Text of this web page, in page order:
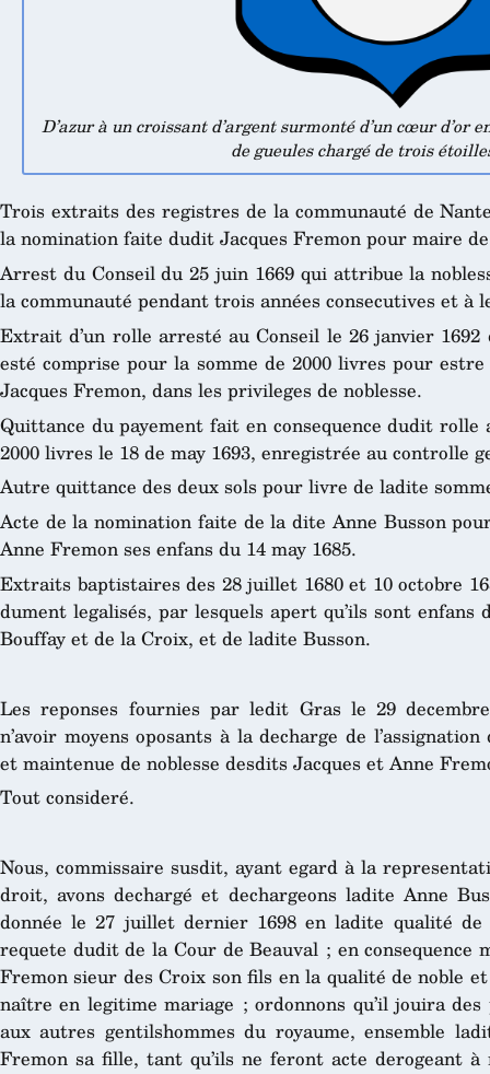
D’azur à un croissant d’argent surmonté d’un cœur d’or
de gueules chargé de trois
Trois extraits des registres de la communauté de
la nomination faite dudit Jacques Fremon pour maire
Arrest du Conseil du 25 juin 1669 qui attribue la
la communauté pendant trois années consecutives et à
Extrait d’un rolle arresté au Conseil le 26 janvier
esté comprise pour la somme de 2000 livres pour
Jacques Fremon, dans les privileges de noblesse.
Quittance du payement fait en consequence dudit
2000 livres le 18 de may 1693, enregistrée au controlle
Autre quittance des deux sols pour livre de ladite
Acte de la nomination faite de la dite Anne Busson
Anne Fremon ses enfans du 14 may 1685.
Extraits baptistaires des 28 juillet 1680 et 10 octobre
dument legalisés, par lesquels apert qu’ils sont enfans
Bouffay et de la Croix, et de ladite Busson.
Les reponses fournies par ledit Gras le 29
n’avoir moyens oposants à la decharge de
et maintenue de noblesse desdits Jacques et Anne
Tout consideré.
Nous, commissaire susdit, ayant egard à la
droit, avons dechargé et dechargeons ladite Anne
donnée le 27 juillet dernier 1698 en ladite qualité
requete dudit de la Cour de Beauval ; en consequence
Fremon sieur des Croix son fils en la qualité de noble
naître en legitime mariage ; ordonnons qu’il jouira
aux autres gentilshommes du royaume, ensemble
Fremon sa fille, tant qu’ils ne feront acte derogeant